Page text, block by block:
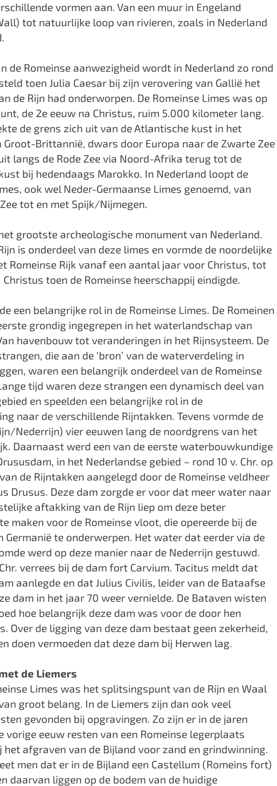
vormen aan. Van een muur in Engeland
tot natuurlijke loop van rivieren, zoals in Nederland
de Romeinse aanwezigheid wordt in Nederland zo rond
toen Julia Caesar bij zijn verovering van Gallië het
de Rijn had onderworpen. De Romeinse Limes was op
de 2e eeuw na Christus, ruim 5.000 kilometer lang.
de grens zich uit van de Atlantische kust in het
Groot-Brittannië, dwars door Europa naar de Zwarte Zee
langs de Rode Zee via Noord-Afrika terug tot de
bij hedendaags Marokko. In Nederland loopt de
ook wel Neder-Germaanse Limes genoemd, van
tot en met Spijk/Nijmegen.
grootste archeologische monument van Nederland.
is onderdeel van deze limes en vormde de noordelijke
Romeinse Rijk vanaf een aantal jaar voor Christus, tot
toen de Romeinse heerschappij eindigde.
een belangrijke rol in de Romeinse Limes. De Romeinen
grondig ingegrepen in het waterlandschap van
havenbouw tot veranderingen in het Rijnsysteem. De
die aan de ‘bron’ van de waterverdeling in
waren een belangrijk onderdeel van de Romeinse
tijd waren deze strangen een dynamisch deel van
en speelden een belangrijke rol in de
naar de verschillende Rijntakken. Tevens vormde de
Nederrijn) vier eeuwen lang de noordgrens van het
Daarnaast werd een van de eerste waterbouwkundige
in het Nederlandse gebied – rond 10 v. Chr. op
de Rijntakken aangelegd door de Romeinse veldheer
Drusus. Deze dam zorgde er voor dat meer water naar
aftakking van de Rijn liep om deze beter
maken voor de Romeinse vloot, die opereerde bij de
Germanië te onderwerpen. Het water dat eerder via de
werd op deze manier naar de Nederrijn gestuwd.
verrees bij de dam fort Carvium. Tacitus meldt dat
aanlegde en dat Julius Civilis, leider van de Bataafse
dam in het jaar 70 weer vernielde. De Bataven wisten
hoe belangrijk deze dam was voor de door hen
Over de ligging van deze dam bestaat geen zekerheid,
doen vermoeden dat deze dam bij Herwen lag.
de Liemers
Limes was het splitsingspunt van de Rijn en Waal
groot belang. In de Liemers zijn dan ook veel
gevonden bij opgravingen. Zo zijn er in de jaren
vorige eeuw resten van een Romeinse legerplaats
het afgraven van de Bijland voor zand en grindwinning.
men dat er in de Bijland een Castellum (Romeins fort)
daarvan liggen op de bodem van de huidige